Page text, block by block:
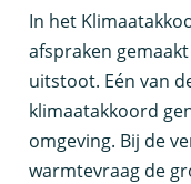
In het
afspraken
uitstoot. Eén van
klimaatakkoord
omgeving. Bij de
warmtevraag de